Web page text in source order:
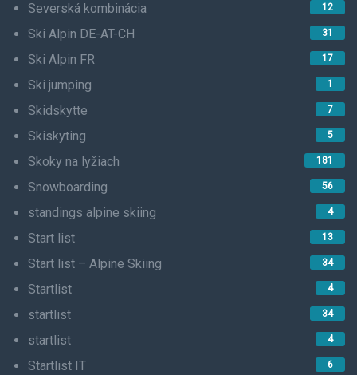
Severská kombinácia 12
Ski Alpin DE-AT-CH 31
Ski Alpin FR 17
Ski jumping 1
Skidskytte 7
Skiskyting 5
Skoky na lyžiach 181
Snowboarding 56
standings alpine skiing 4
Start list 13
Start list – Alpine Skiing 34
Startlist 4
startlist 34
startlist 4
Startlist IT 6